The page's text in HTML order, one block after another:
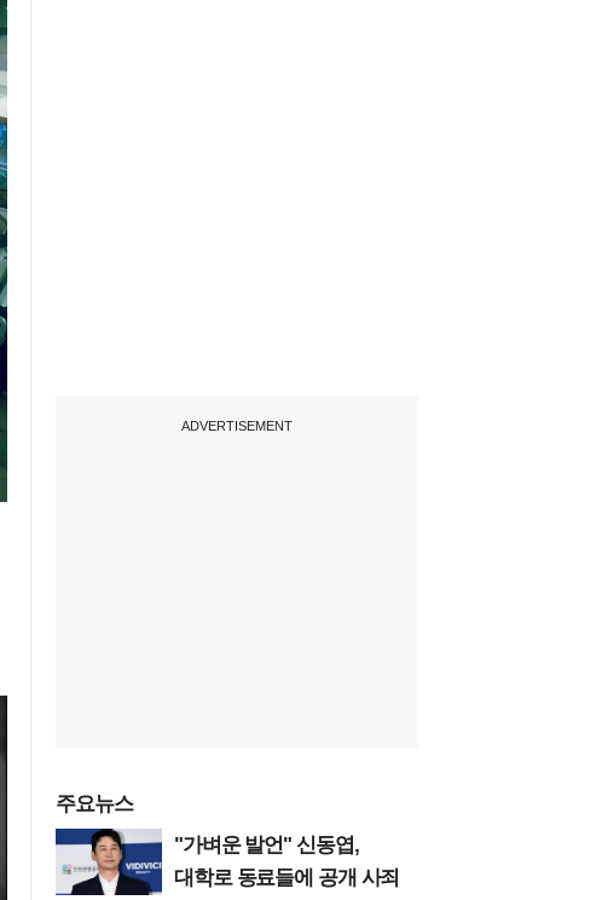
ADVERTISEMENT
주요뉴스
"가벼운 발언" 신동엽,
대학로 동료들에 공개 사죄